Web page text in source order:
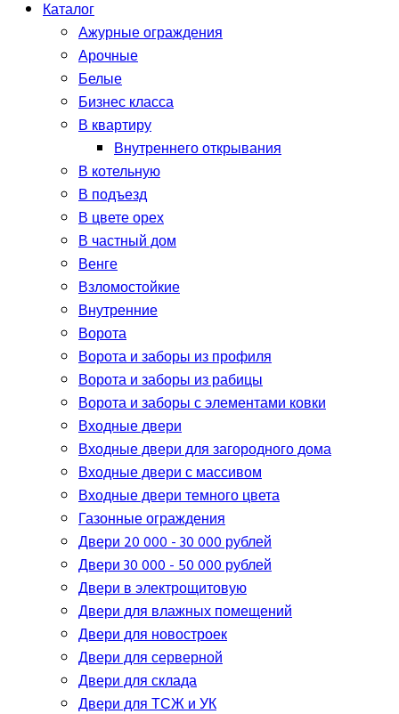
Каталог
Ажурные ограждения
Арочные
Белые
Бизнес класса
В квартиру
Внутреннего открывания
В котельную
В подъезд
В цвете орех
В частный дом
Венге
Взломостойкие
Внутренние
Ворота
Ворота и заборы из профиля
Ворота и заборы из рабицы
Ворота и заборы с элементами ковки
Входные двери
Входные двери для загородного дома
Входные двери с массивом
Входные двери темного цвета
Газонные ограждения
Двери 20 000 - 30 000 рублей
Двери 30 000 - 50 000 рублей
Двери в электрощитовую
Двери для влажных помещений
Двери для новостроек
Двери для серверной
Двери для склада
Двери для ТСЖ и УК